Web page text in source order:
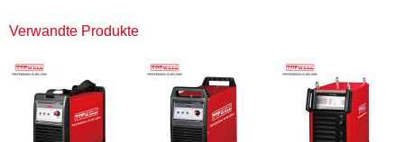
Verwandte Produkte